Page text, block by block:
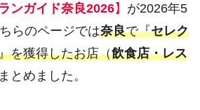
ンガイド奈良2026】 が2026年5
らのページでは奈良で『セレク
を獲得したお店（飲食店・レス
とめました。